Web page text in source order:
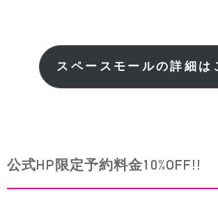
スペースモールの詳細は
公式HP限定予約料金10%OFF!!